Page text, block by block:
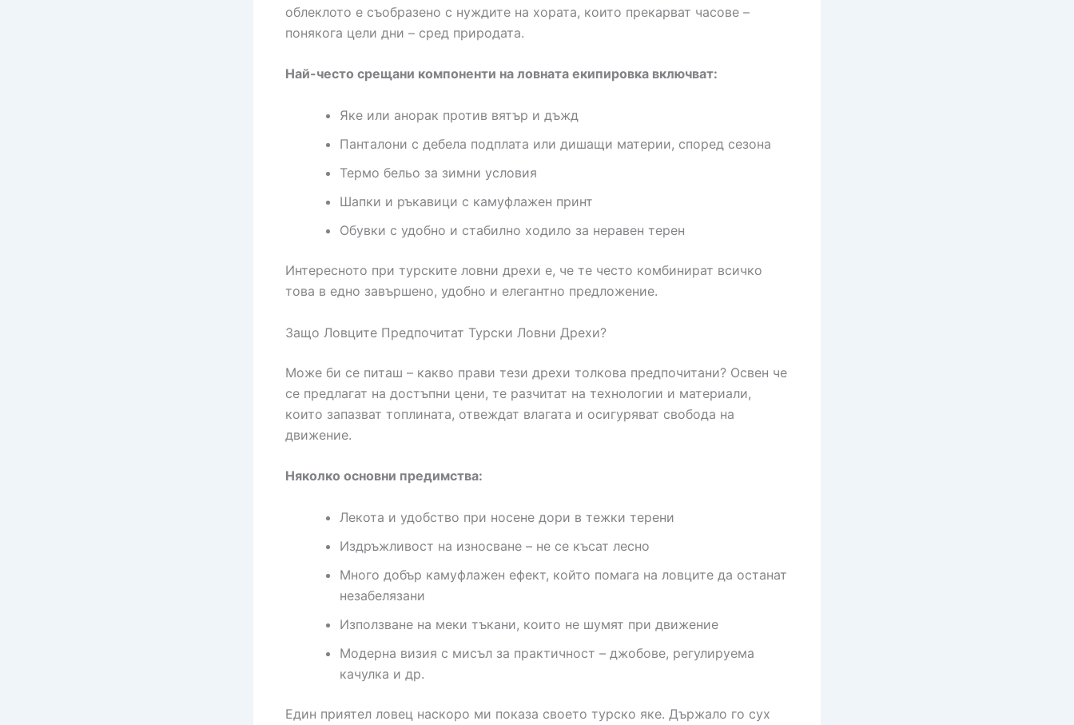
облеклото е съобразено с нуждите на хората, които прекарват часове –
понякога цели дни – сред природата.
Най-често срещани компоненти на ловната екипировка включват:
Яке или анорак против вятър и дъжд
Панталони с дебела подплата или дишащи материи, според сезона
Термо бельо за зимни условия
Шапки и ръкавици с камуфлажен принт
Обувки с удобно и стабилно ходило за неравен терен
Интересното при турските ловни дрехи е, че те често комбинират всичко
това в едно завършено, удобно и елегантно предложение.
Защо Ловците Предпочитат Турски Ловни Дрехи?
Може би се питаш – какво прави тези дрехи толкова предпочитани? Освен че
се предлагат на достъпни цени, те разчитат на технологии и материали,
които запазват топлината, отвеждат влагата и осигуряват свобода на
движение.
Няколко основни предимства:
Лекота и удобство при носене дори в тежки терени
Издръжливост на износване – не се късат лесно
Много добър камуфлажен ефект, който помага на ловците да останат
незабелязани
Използване на меки тъкани, които не шумят при движение
Модерна визия с мисъл за практичност – джобове, регулируема
качулка и др.
Един приятел ловец наскоро ми показа своето турско яке. Държало го сух